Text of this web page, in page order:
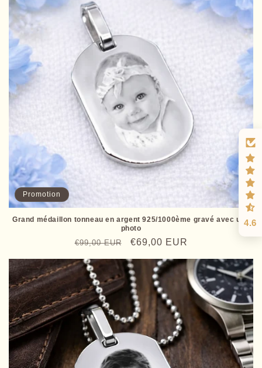
Promotion
Grand médaillon tonneau en argent 925/1000ème gravé avec une
photo
Prix
€99,00 EUR
Prix
€69,00 EUR
4.6